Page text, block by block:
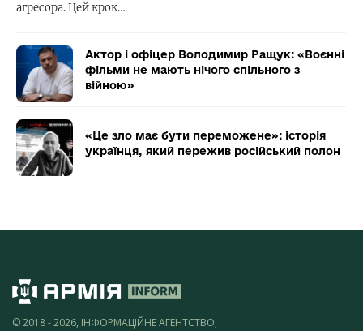
агресора. Цей крок…
Актор і офіцер Володимир Ращук: «Воєнні
фільми не мають нічого спільного з
війною»
«Це зло має бути переможене»: історія
українця, який пережив російський полон
© 2018 - 2026, ІНФОРМАЦІЙНЕ АГЕНТСТВО,